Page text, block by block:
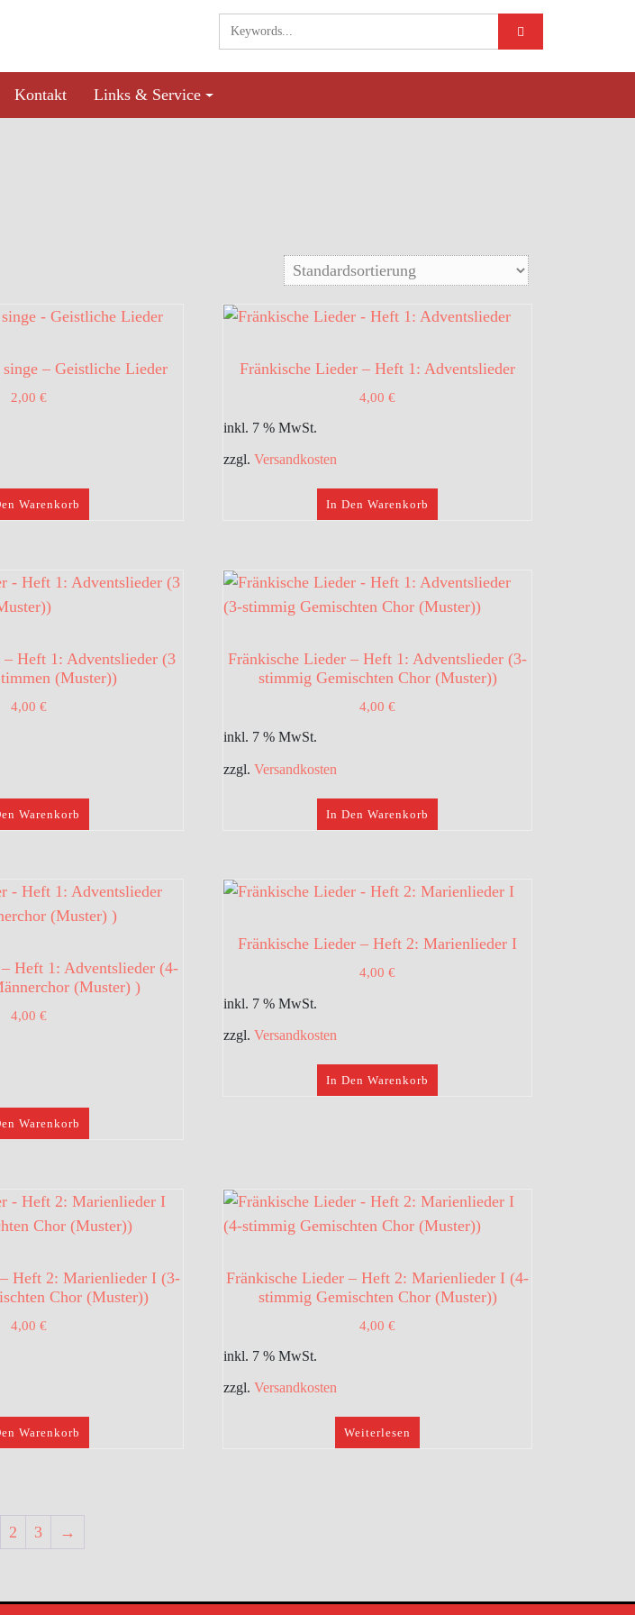
Kontakt Links & Service
– Geistliche Lieder
2,00€
Warenkorb
Fränkische Lieder – Heft 1: Adventslieder
4,00€
inkl. 7 % MwSt.
zzgl. Versandkosten
In Den Warenkorb
– Heft 1: Adventslieder (3
(Muster))
4,00€
Warenkorb
Fränkische Lieder – Heft 1: Adventslieder (3-
stimmig Gemischten Chor (Muster))
4,00€
inkl. 7 % MwSt.
zzgl. Versandkosten
In Den Warenkorb
Heft 1: Adventslieder (4-
(Muster) )
4,00€
Warenkorb
Fränkische Lieder – Heft 2: Marienlieder I
4,00€
inkl. 7 % MwSt.
zzgl. Versandkosten
In Den Warenkorb
Heft 2: Marienlieder I (3-
Chor (Muster))
4,00€
Warenkorb
Fränkische Lieder – Heft 2: Marienlieder I (4-
stimmig Gemischten Chor (Muster))
4,00€
inkl. 7 % MwSt.
zzgl. Versandkosten
Weiterlesen
2 3 →